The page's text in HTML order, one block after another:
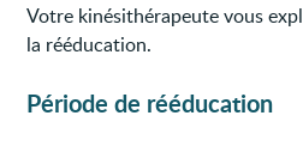
Votre kinésithérapeute vous
la rééducation.
Période de rééducation